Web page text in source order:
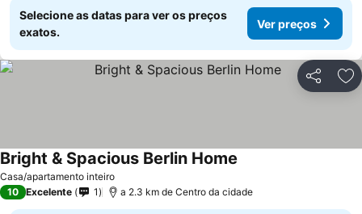
Selecione as datas para ver os preços
exatos.
Ver preços
Partilhar
Casa/apartamento inteiro
Bright & Spacious Berlin Home
10 Excelente 1 a 2.3 km de Centro da cidade